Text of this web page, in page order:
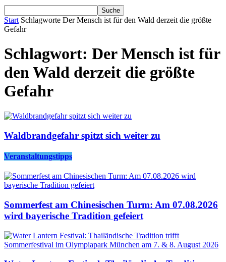
Start Schlagworte Der Mensch ist für den Wald derzeit die größte
Gefahr
Schlagwort: Der Mensch ist für
den Wald derzeit die größte
Gefahr
Waldbrandgefahr spitzt sich weiter zu
Veranstaltungstipps
Sommerfest am Chinesischen Turm: Am 07.08.2026
wird bayerische Tradition gefeiert